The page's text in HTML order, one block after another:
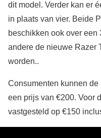
dit model. Verder kan er
in plaats van vier. Beide
beschikken ook over
andere de nieuwe Razer
worden..
Consumenten kunnen
een prijs van €200. Voor
vastgesteld op €150